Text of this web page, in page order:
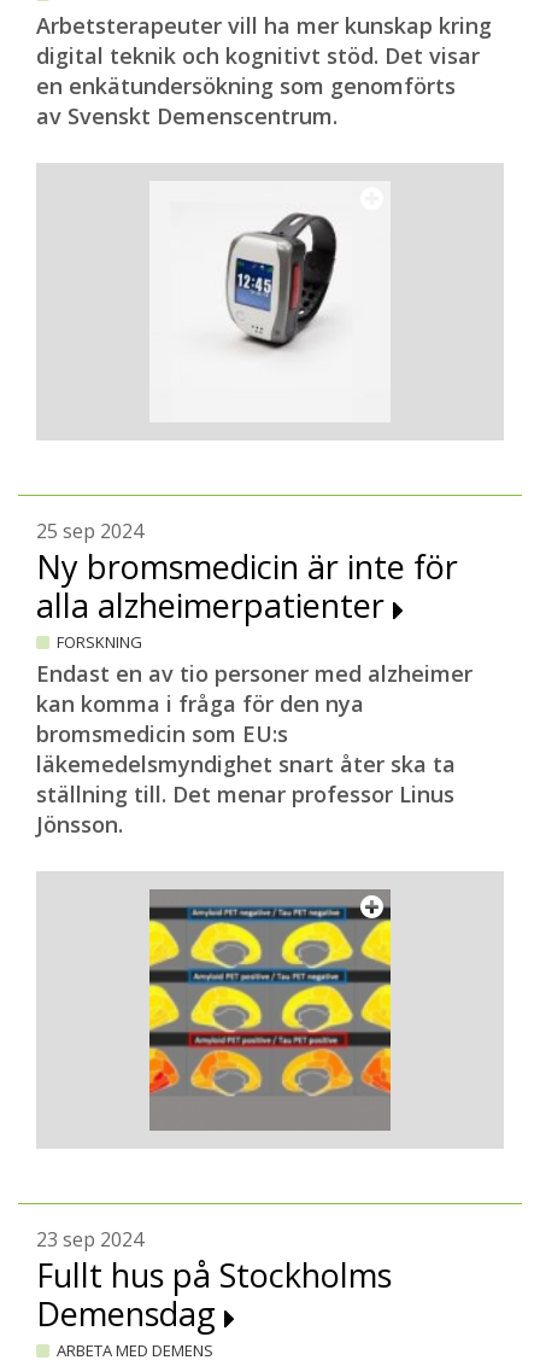
Arbetsterapeuter vill ha mer kunskap kring
digital teknik och kognitivt stöd. Det visar
en enkätundersökning som genomförts
av Svenskt Demenscentrum.
25 sep 2024
Ny bromsmedicin är inte för
alla alzheimerpatienter
FORSKNING
Endast en av tio personer med alzheimer
kan komma i fråga för den nya
bromsmedicin som EU:s
läkemedelsmyndighet snart åter ska ta
ställning till. Det menar professor Linus
Jönsson.
23 sep 2024
Fullt hus på Stockholms
Demensdag
ARBETA MED DEMENS